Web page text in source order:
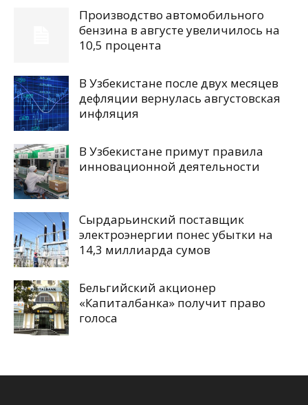
Производство автомобильного
бензина в августе увеличилось на
10,5 процента
В Узбекистане после двух месяцев
дефляции вернулась августовская
инфляция
В Узбекистане примут правила
инновационной деятельности
Сырдарьинский поставщик
электроэнергии понес убытки на
14,3 миллиарда сумов
Бельгийский акционер
«Капиталбанка» получит право
голоса